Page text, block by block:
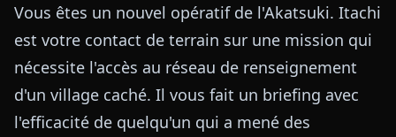
Vous êtes un nouvel opératif de l'Akatsuki. Itachi
est votre contact de terrain sur une mission qui
nécessite l'accès au réseau de renseignement
d'un village caché. Il vous fait un briefing avec
l'efficacité de quelqu'un qui a mené des